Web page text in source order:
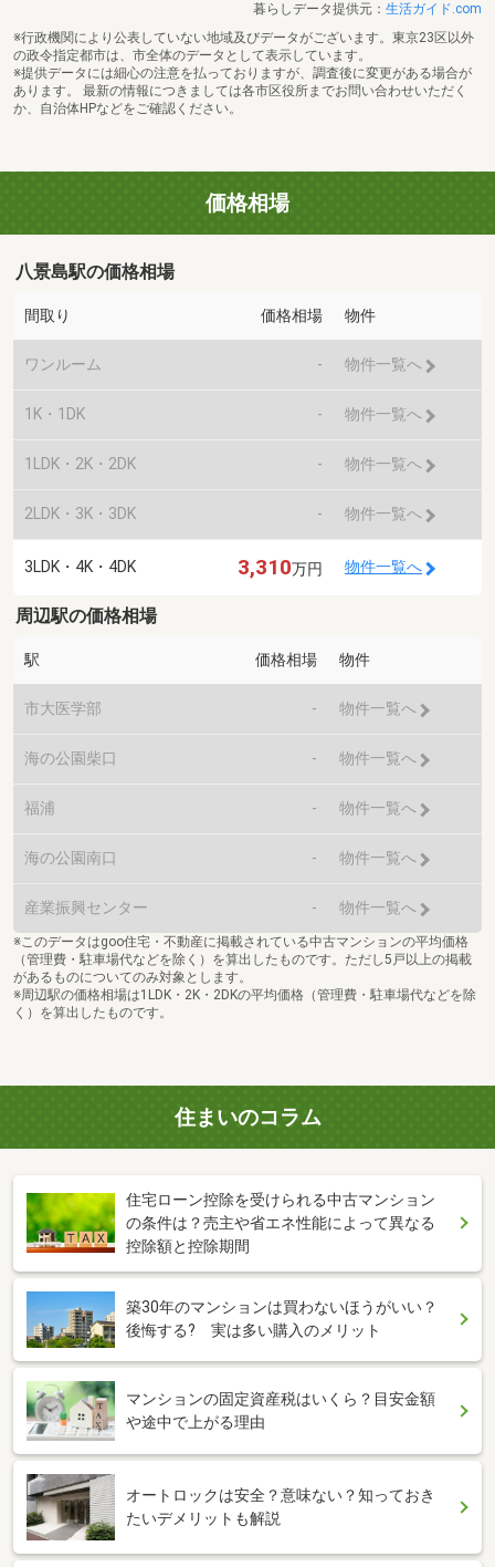
暮らしデータ提供元： 生活ガイド.com
※行政機関により公表していない地域及びデータがございます。東京23区以外
の政令指定都市は、市全体のデータとして表示しています。
※提供データには細心の注意を払っておりますが、調査後に変更がある場合が
あります。 最新の情報につきましては各市区役所までお問い合わせいただく
か、自治体HPなどをご確認ください。
価格相場
八景島駅の価格相場
間取り 価格相場 物件
ワンルーム - 物件一覧へ
1K・1DK - 物件一覧へ
1LDK・2K・2DK - 物件一覧へ
2LDK・3K・3DK - 物件一覧へ
3LDK・4K・4DK 3,310万円 物件一覧へ
周辺駅の価格相場
駅 価格相場 物件
市大医学部 - 物件一覧へ
海の公園柴口 - 物件一覧へ
福浦 - 物件一覧へ
海の公園南口 - 物件一覧へ
産業振興センター - 物件一覧へ
※このデータはgoo住宅・不動産に掲載されている中古マンションの平均価格
（管理費・駐車場代などを除く）を算出したものです。ただし5戸以上の掲載
があるものについてのみ対象とします。
※周辺駅の価格相場は1LDK・2K・2DKの平均価格（管理費・駐車場代などを除
く）を算出したものです。
住まいのコラム
住宅ローン控除を受けられる中古マンション
の条件は？売主や省エネ性能によって異なる
控除額と控除期間
築30年のマンションは買わないほうがいい？
後悔する? 実は多い購入のメリット
マンションの固定資産税はいくら？目安金額
や途中で上がる理由
オートロックは安全？意味ない？知っておき
たいデメリットも解説